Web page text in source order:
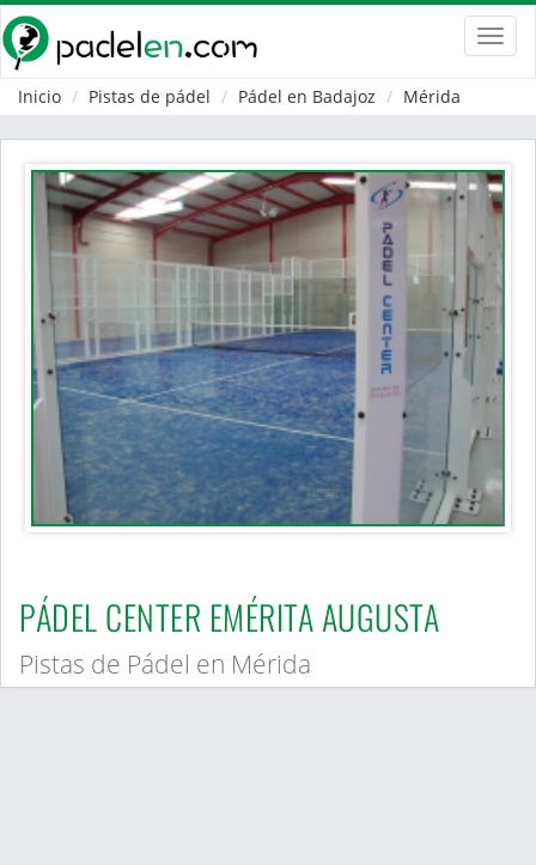
Inicio
Pistas de pádel Pádel en Badajoz Mérida
PÁDEL CENTER EMÉRITA AUGUSTA
Pistas de Pádel en Mérida